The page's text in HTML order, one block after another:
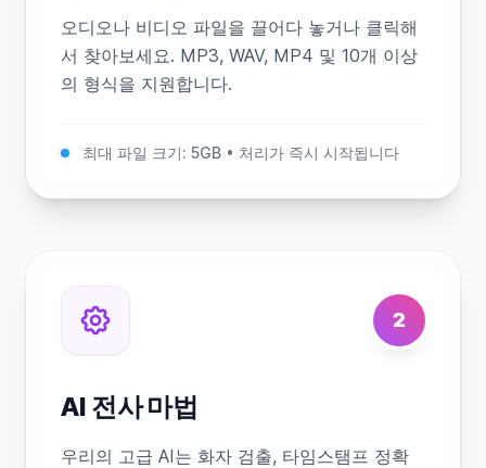
오디오나 비디오 파일을 끌어다 놓거나 클릭해
서 찾아보세요. MP3, WAV, MP4 및 10개 이상
의 형식을 지원합니다.
최대 파일 크기: 5GB • 처리가 즉시 시작됩니다
2
AI 전사 마법
우리의 고급 AI는 화자 검출, 타임스탬프 정확